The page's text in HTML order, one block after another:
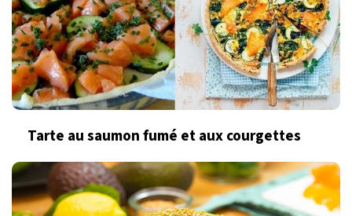
Tarte au saumon fumé et aux courgettes